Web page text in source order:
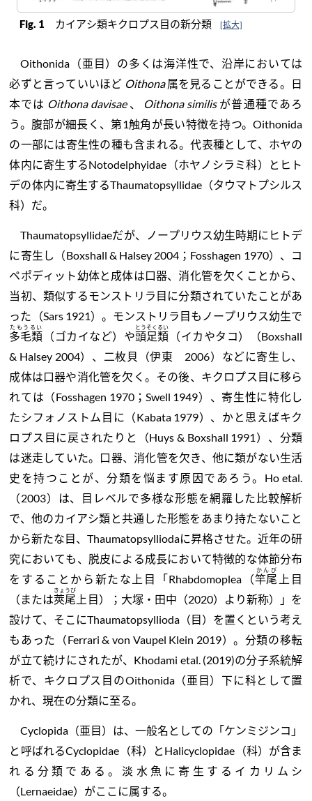
Fig. 1 カイアシ類キクロプス目の新分類 [拡大]
Oithonida（亜目）の多くは海洋性で、沿岸においては
必ずと言っていいほど Oithona 属を見ることができる。日
本では Oithona davisae 、 Oithona similis が普通種であろ
う。腹部が細長く、第1触角が長い特徴を持つ。Oithonida
の一部には寄生性の種も含まれる。代表種として、ホヤの
体内に寄生するNotodelphyidae（ホヤノシラミ科）とヒト
デの体内に寄生するThaumatopsyllidae（タウマトプシルス
科）だ。
Thaumatopsyllidaeだが、ノープリウス幼生時期にヒトデ
に寄生し（Boxshall & Halsey 2004；Fosshagen 1970）、コ
ペポディット幼体と成体は口器、消化管を欠くことから、
当初、類似するモンストリラ目に分類されていたことがあ
った（Sars 1921）。モンストリラ目もノープリウス幼生で
多毛類
たもうるい
（ゴカイなど）や頭足類
とうそくるい
（イカやタコ）（Boxshall
& Halsey 2004）、二枚貝（伊東 2006）などに寄生し、
成体は口器や消化管を欠く。その後、キクロプス目に移ら
れては（Fosshagen 1970；Swell 1949）、寄生性に特化し
たシフォノストム目に（Kabata 1979）、かと思えばキク
ロプス目に戻されたりと（Huys & Boxshall 1991）、分類
は迷走していた。口器、消化管を欠き、他に類がない生活
史を持つことが、分類を悩ます原因であろう。Ho etal.
（2003）は、目レベルで多様な形態を網羅した比較解析
で、他のカイアシ類と共通した形態をあまり持たないこと
から新たな目、Thaumatopsylliodaに昇格させた。近年の研
究においても、脱皮による成長において特徴的な体節分布
をすることから新たな上目「Rhabdomoplea（竿尾
かんび
上目
（または莢尾
きょうび
上目）；大塚・田中（2020）より新称）」を
設けて、そこにThaumatopsyllioda（目）を置くという考え
もあった（Ferrari & von Vaupel Klein 2019）。分類の移転
が立て続けにされたが、Khodami etal. (2019)の分子系統解
析で、キクロプス目のOithonida（亜目）下に科として置
かれ、現在の分類に至る。
Cyclopida（亜目）は、一般名としての「ケンミジンコ」
と呼ばれるCyclopidae（科）とHalicyclopidae（科）が含ま
れる分類である。淡水魚に寄生するイカリムシ
（Lernaeidae）がここに属する。